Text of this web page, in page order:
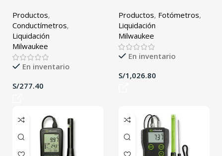
Productos,
Conductímetros,
Liquidación
Milwaukee
En inventario
S/
Productos, Fotómetros,
Liquidación
Milwaukee
En inventario
S/